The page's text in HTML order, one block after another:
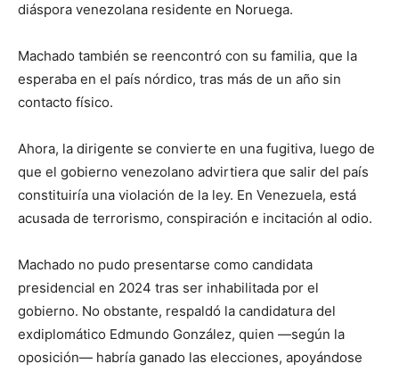
diáspora venezolana residente en Noruega.
Machado también se reencontró con su familia, que la
esperaba en el país nórdico, tras más de un año sin
contacto físico.
Ahora, la dirigente se convierte en una fugitiva, luego de
que el gobierno venezolano advirtiera que salir del país
constituiría una violación de la ley. En Venezuela, está
acusada de terrorismo, conspiración e incitación al odio.
Machado no pudo presentarse como candidata
presidencial en 2024 tras ser inhabilitada por el
gobierno. No obstante, respaldó la candidatura del
exdiplomático Edmundo González, quien —según la
oposición— habría ganado las elecciones, apoyándose